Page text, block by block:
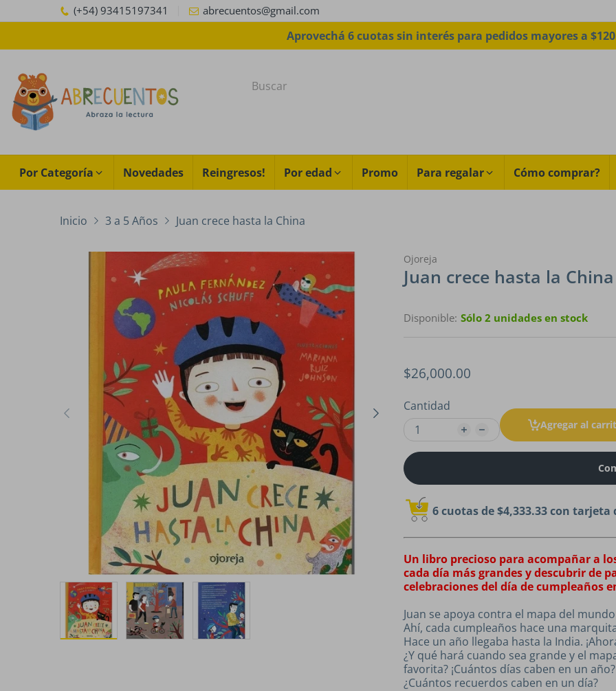
(+54) 93415197341 abrecuentos@gmail.com
Aprovechá 6 cuotas sin interés para pedidos mayores a
Por Categoría Novedades Reingresos! Por edad Promo Para regalar Cómo comprar?
Inicio 3 a 5 Años Juan crece hasta la China
Ojoreja
Juan crece hasta la China
Disponible: Sólo 2 unidades en stock
$26,000.00
Cantidad
Agregar al
6 cuotas de$4,333.33con tarjeta
Un libro precioso para acompañar a
cada día más grandes y descubrir de
celebraciones del día de cumpleaños
Juan se apoya contra el mapa del
Ahí, cada cumpleaños hace una
Hace un año llegaba hasta la India.
¿Y qué hará cuando sea grande y el
favorita? ¡Cuántos días caben en un año?
¿Cuántos recuerdos caben en un día?